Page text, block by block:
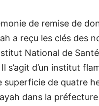
de remise de
a reçu les clés des
National de Santé
s’agit d’un institut
superficie de quatre
dans la